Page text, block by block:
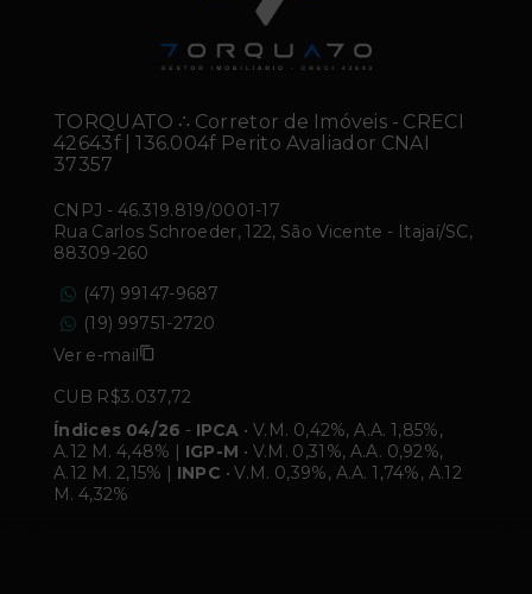
TORQUATO ∴ Corretor de Imóveis - CRECI
42643f | 136.004f Perito Avaliador CNAI
37357
CNPJ - 46.319.819/0001-17
Rua Carlos Schroeder, 122, São Vicente - Itajaí/SC,
88309-260
(47) 99147-9687
(19) 99751-2720
Ver e-mail
CUB R$3.037,72
Índices 04/26 - IPCA • V.M. 0,42%, A.A. 1,85%,
A.12 M. 4,48% | IGP-M • V.M. 0,31%, A.A. 0,92%,
A.12 M. 2,15% | INPC • V.M. 0,39%, A.A. 1,74%, A.12
M. 4,32%